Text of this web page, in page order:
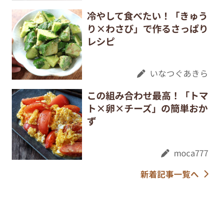
冷やして食べたい！「きゅう
り×わさび」で作るさっぱり
レシピ
いなつぐあきら
この組み合わせ最高！「トマ
ト×卵×チーズ」の簡単おか
ず
moca777
新着記事一覧へ